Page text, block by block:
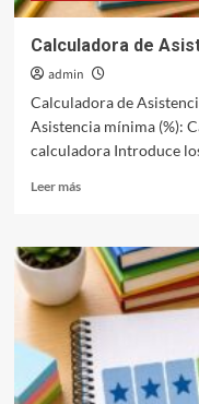
Calculadora de
admin
Calculadora de
Asistencia mínima (%):
calculadora Introduce
Leer másLeer
Calculadora
Asistencia